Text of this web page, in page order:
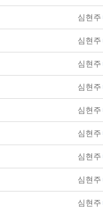
심현주
심현주
심현주
심현주
심현주
심현주
심현주
심현주
심현주